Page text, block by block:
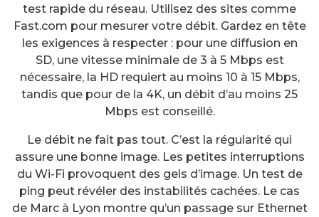
test rapide du réseau. Utilisez des sites comme
Fast.com pour mesurer votre débit. Gardez en tête
les exigences à respecter : pour une diffusion en
SD, une vitesse minimale de 3 à 5 Mbps est
nécessaire, la HD requiert au moins 10 à 15 Mbps,
tandis que pour de la 4K, un débit d’au moins 25
Mbps est conseillé.
Le débit ne fait pas tout. C’est la régularité qui
assure une bonne image. Les petites interruptions
du Wi-Fi provoquent des gels d’image. Un test de
ping peut révéler des instabilités cachées. Le cas
de Marc à Lyon montre qu’un passage sur Ethernet